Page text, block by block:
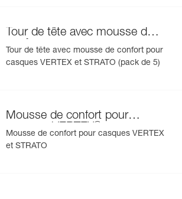
Tour de tête avec mousse de
confort pour casques
VERTEX®et STRATO ®
Tour de tête avec mousse de confort pour
casques VERTEX et STRATO (pack de 5)
Mousse de confort pour
casques VERTEX
STRATO ®
Mousse de confort pour casques VERTEX
et STRATO